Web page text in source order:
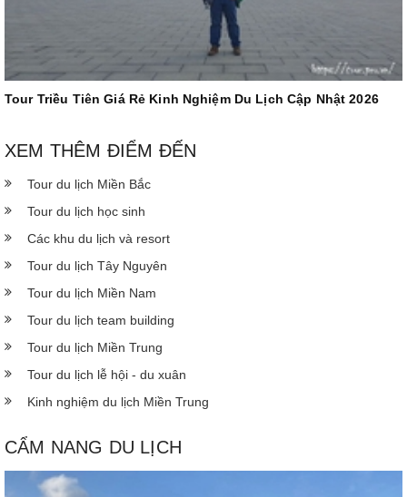
Tour Triều Tiên Giá Rẻ Kinh Nghiệm Du Lịch Cập Nhật 2026
XEM THÊM ĐIỂM ĐẾN
Tour du lịch Miền Bắc
Tour du lịch học sinh
Các khu du lịch và resort
Tour du lịch Tây Nguyên
Tour du lịch Miền Nam
Tour du lịch team building
Tour du lịch Miền Trung
Tour du lịch lễ hội - du xuân
Kinh nghiệm du lịch Miền Trung
CẨM NANG DU LỊCH